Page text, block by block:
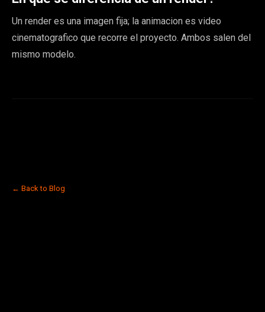
Un render es una imagen fija; la animacion es video
cinematografico que recorre el proyecto. Ambos salen del
mismo modelo.
← Back to Blog